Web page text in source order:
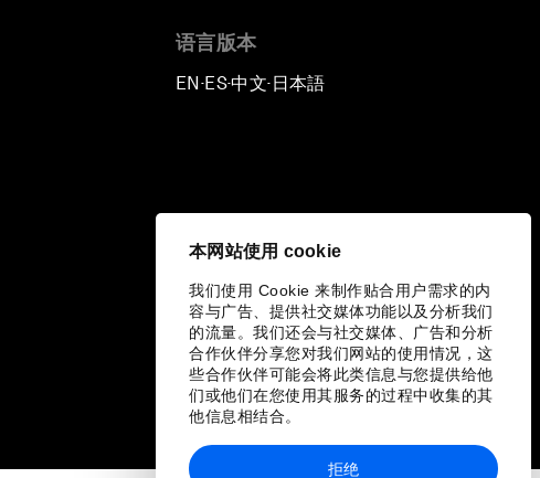
本网站使用 cookie
我们使用 Cookie 来制作贴合用户需求的内
容与广告、提供社交媒体功能以及分析我们
的流量。我们还会与社交媒体、广告和分析
合作伙伴分享您对我们网站的使用情况，这
些合作伙伴可能会将此类信息与您提供给他
们或他们在您使用其服务的过程中收集的其
他信息相结合。
拒绝
语言版本
EN ▪ES▪中文▪ 日本語